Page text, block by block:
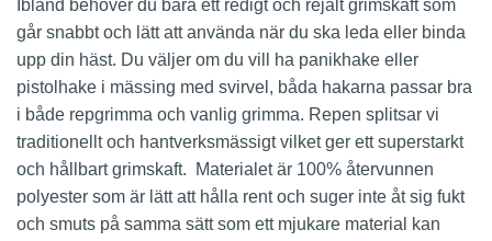
Ibland behöver du bara ett redigt och rejält grimskaft som
går snabbt och lätt att använda när du ska leda eller binda
upp din häst. Du väljer om du vill ha panikhake eller
pistolhake i mässing med svirvel, båda hakarna passar bra
i både repgrimma och vanlig grimma. Repen splitsar vi
traditionellt och hantverksmässigt vilket ger ett superstarkt
och hållbart grimskaft. Materialet är 100% återvunnen
polyester som är lätt att hålla rent och suger inte åt sig fukt
och smuts på samma sätt som ett mjukare material kan